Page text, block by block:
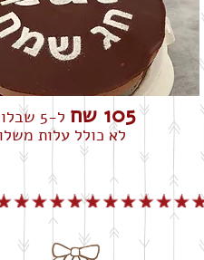
105 שח
ל-5 שבלונות
לא כולל עלות